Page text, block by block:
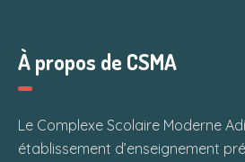
À propos de CSMA
Le Complexe Scolaire Moderne
établissement d’enseignement